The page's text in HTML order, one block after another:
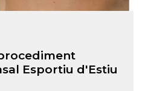
Esportiu d'Estiu